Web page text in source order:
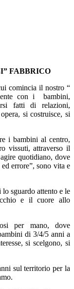
FABBRICO
comincia il nostro “
con i bambini,
fatti di relazioni,
si costruisce, si
i bambini al centro,
vissuti, attraverso il
quotidiano, dove
errore”, sono vita e
sguardo attento e le
e il cuore allo
per mano, dove
di 3/4/5 anni a
si scelgono, si
sul territorio per la